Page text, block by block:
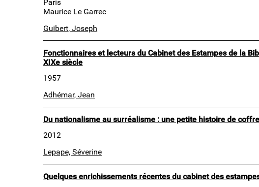
Paris
Maurice Le Garrec
Guibert, Joseph
Fonctionnaires et lecteurs du Cabinet des Estampes de la
XIXe siècle
1957
Adhémar, Jean
Du nationalisme au surréalisme : une petite histoire de
2012
Lepape, Séverine
Quelques enrichissements récentes du cabinet des